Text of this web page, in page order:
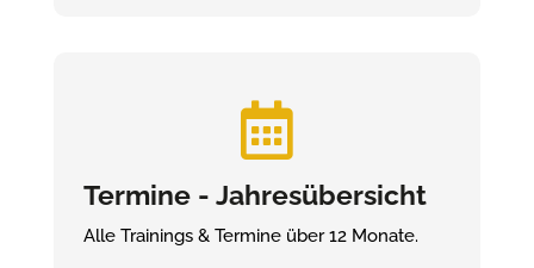

Termine - Jahresübersicht
Alle Trainings & Termine über 12 Monate.